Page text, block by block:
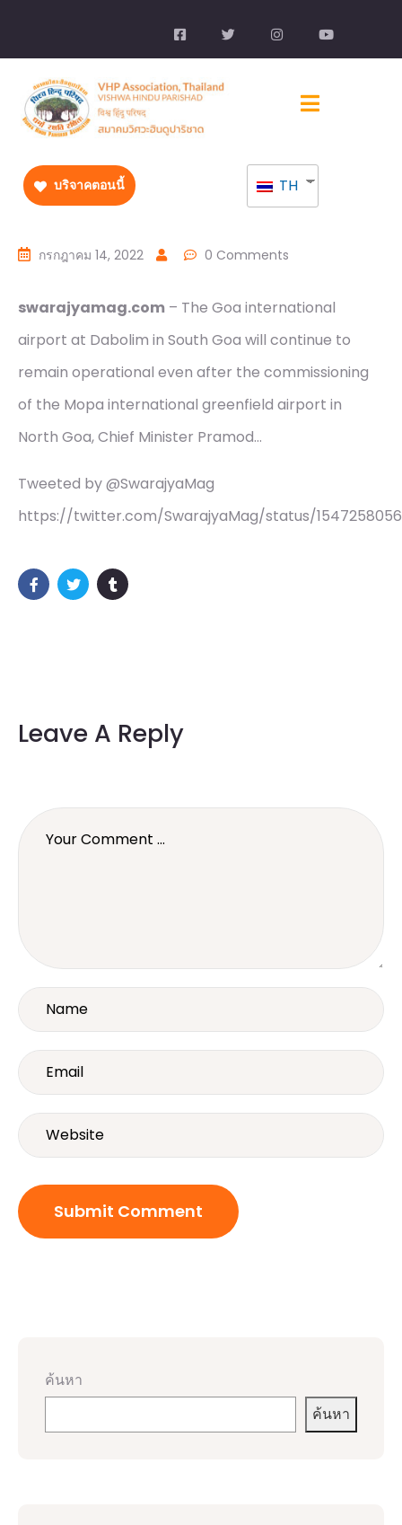
บริจาคตอนนี้ TH
กรกฎาคม 14, 2022 0 Comments
swarajyamag.com – The Goa international
airport at Dabolim in South Goa will continue to
remain operational even after the commissioning
of the Mopa international greenfield airport in
North Goa, Chief Minister Pramod…
Tweeted by @SwarajyaMag
https://twitter.com/SwarajyaMag/status/
Leave A Reply
ค้นหา
ค้นหา